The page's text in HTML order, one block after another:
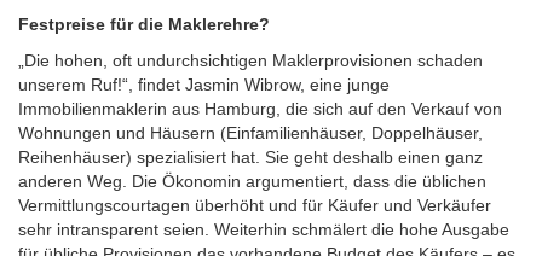
Festpreise für die Maklerehre?
„Die hohen, oft undurchsichtigen Maklerprovisionen schaden
unserem Ruf!“, findet Jasmin Wibrow, eine junge
Immobilienmaklerin aus Hamburg, die sich auf den Verkauf von
Wohnungen und Häusern (Einfamilienhäuser, Doppelhäuser,
Reihenhäuser) spezialisiert hat. Sie geht deshalb einen ganz
anderen Weg. Die Ökonomin argumentiert, dass die üblichen
Vermittlungscourtagen überhöht und für Käufer und Verkäufer
sehr intransparent seien. Weiterhin schmälert die hohe Ausgabe